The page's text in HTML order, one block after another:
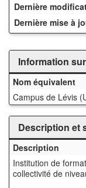
Dernière
Dernière mise à
Information
Nom équivalent
Campus de Lévis
Description et
Description
Institution de
collectivité de